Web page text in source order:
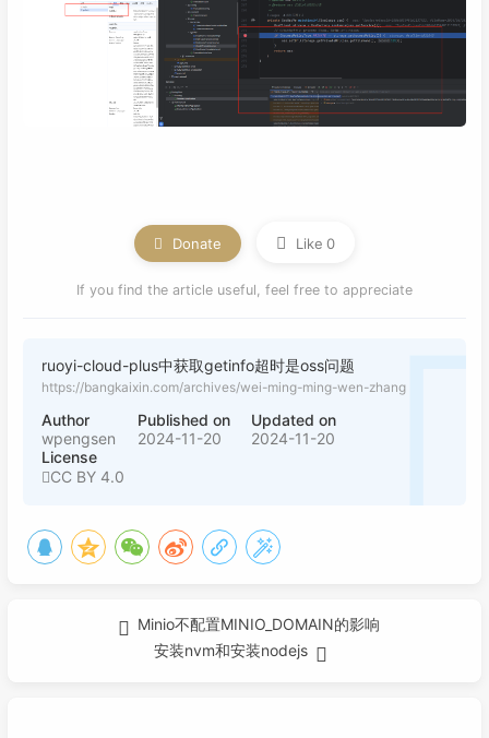
Donate Like 0
If you find the article useful, feel free to appreciate
ruoyi-cloud-plus中获取getinfo超时是oss问题
https://bangkaixin.com/archives/wei-ming-ming-wen-zhang
Author
wpengsen
Published on
2024-11-20
Updated on
2024-11-20
License
CC BY 4.0
Minio不配置MINIO_DOMAIN的影响
安装nvm和安装nodejs